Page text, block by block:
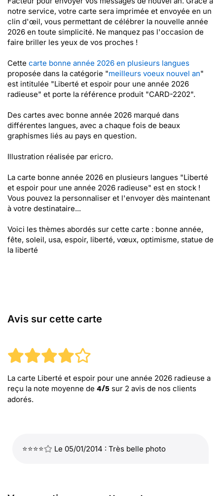
notre service, votre carte sera imprimée et envoyée en un
clin d'œil, vous permettant de célébrer la nouvelle année
2026 en toute simplicité. Ne manquez pas l'occasion de
faire briller les yeux de vos proches !
Cette carte bonne année 2026 en plusieurs langues
proposée dans la catégorie "meilleurs voeux nouvel an"
est intitulée "Liberté et espoir pour une année 2026
radieuse" et porte la référence produit "CARD-2202".
Des cartes avec bonne année 2026 marqué dans
différentes langues, avec a chaque fois de beaux
graphismes liés au pays en question.
Illustration réalisée par ericro.
La carte bonne année 2026 en plusieurs langues "Liberté
et espoir pour une année 2026 radieuse" est en stock !
Vous pouvez la personnaliser et l'envoyer dès maintenant
à votre destinataire...
Voici les thèmes abordés sur cette carte : bonne année,
fête, soleil, usa, espoir, liberté, vœux, optimisme, statue de
la liberté
Avis sur cette carte
La carte Liberté et espoir pour une année 2026 radieuse a
reçu la note moyenne de 4/5 sur 2 avis de nos clients
adorés.
⭐⭐⭐⭐ Le 05/01/2014 : Très belle photo